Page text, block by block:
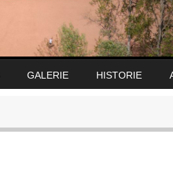
GALERIE HISTORIE